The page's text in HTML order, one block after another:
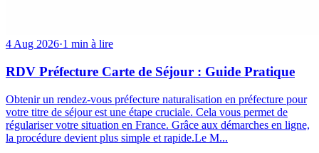
4 Aug 2026·1 min à lire
RDV Préfecture Carte de Séjour : Guide Pratique
Obtenir un rendez-vous préfecture naturalisation en préfecture pour
votre titre de séjour est une étape cruciale. Cela vous permet de
régulariser votre situation en France. Grâce aux démarches en ligne,
la procédure devient plus simple et rapide.Le M...